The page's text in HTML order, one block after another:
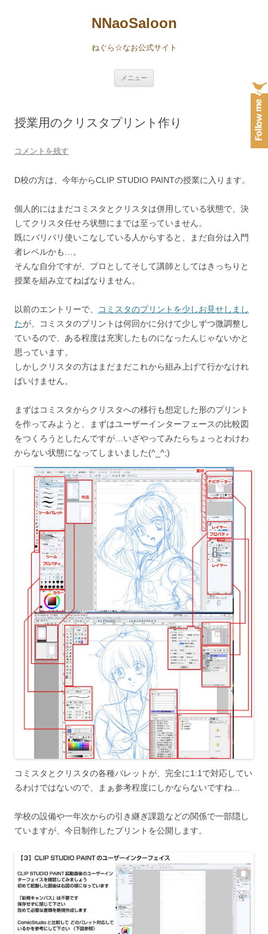
NNaoSaloon
ねぐら☆なお公式サイト
メニュー
へ
ス
授業用のクリスタプリント作り
コメントを残す
D校の方は、今年からCLIP STUDIO PAINTの授業に入ります。
個人的にはまだコミスタとクリスタは併用している状態で、決
してクリスタ任せろ状態にまでは至っていません。
既にバリバリ使いこなしている人からすると、まだ自分は入門
者レベルかも…。
そんな自分ですが、プロとしてそして講師としてはきっちりと
授業を組み立てねばなりません。
以前のエントリーで、
コミスタのプリントを少しお見せしまし
たが、コミスタのプリントは何回かに分けて少しずつ微調整し
ているので、ある程度は充実したものになったんじゃないかと
思っています。
しかしクリスタの方はまだまだこれから組み上げて行かなけれ
ばいけません。
まずはコミスタからクリスタへの移行も想定した形のプリント
を作ってみようと、まずはユーザーインターフェースの比較図
をつくろうとしたんですが…いざやってみたらちょっとわけわ
からない状態になってしまいました(^_^;)
コミスタとクリスタの各種パレットが、完全に1:1で対応してい
るわけではないので、まぁ参考程度にしかならないですね…
学校の設備や一年次からの引き継ぎ課題などの関係で一部隠し
ていますが、今日制作したプリントを公開します。